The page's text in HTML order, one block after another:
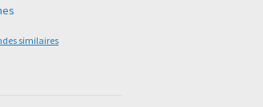
similaires